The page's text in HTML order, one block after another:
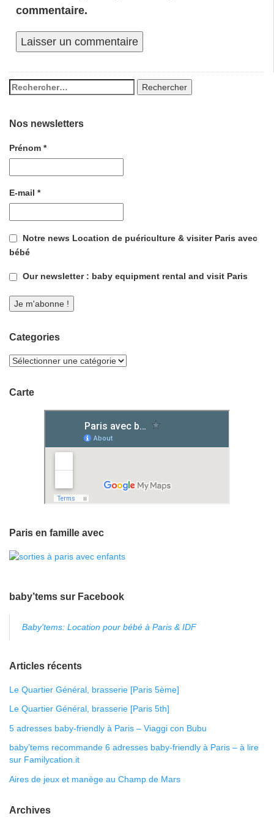
commentaire.
Nos newsletters
Prénom *
E-mail *
Notre news Location de puériculture & visiter Paris avec
bébé
Our newsletter : baby equipment rental and visit Paris
Categories
Carte
Paris en famille avec
baby’tems sur Facebook
Baby'tems: Location pour bébé à Paris & IDF
Articles récents
Le Quartier Général, brasserie [Paris 5ème]
Le Quartier Général, brasserie [Paris 5th]
5 adresses baby-friendly à Paris – Viaggi con Bubu
baby’tems recommande 6 adresses baby-friendly à Paris – à lire
sur Familycation.it
Aires de jeux et manège au Champ de Mars
Archives